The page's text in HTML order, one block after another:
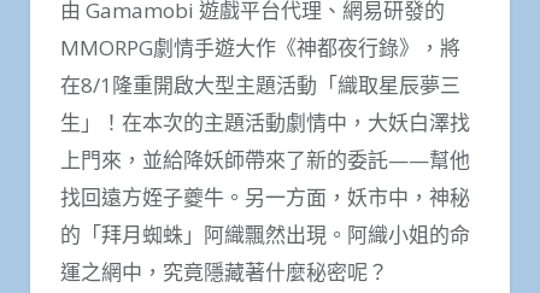
由 Gamamobi 遊戲平台代理、網易研發的
MMORPG劇情手遊大作《神都夜行錄》，將
在8/1隆重開啟大型主題活動「織取星辰夢三
生」！在本次的主題活動劇情中，大妖白澤找
上門來，並給降妖師帶來了新的委託——幫他
找回遠方姪子夔牛。另一方面，妖市中，神秘
的「拜月蜘蛛」阿織飄然出現。阿織小姐的命
運之網中，究竟隱藏著什麼秘密呢？